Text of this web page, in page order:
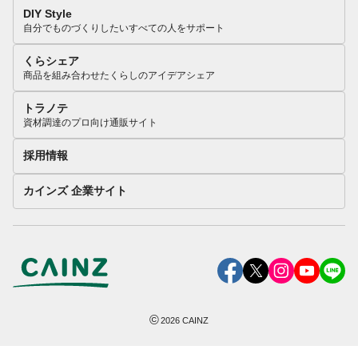
DIY Style
自分でものづくりしたいすべての人をサポート
くらシェア
商品を組み合わせたくらしのアイデアシェア
トラノテ
資材調達のプロ向け通販サイト
採用情報
カインズ 企業サイト
©2026 CAINZ